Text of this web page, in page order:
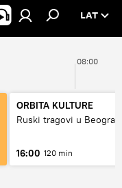
LAT
08:00
ORBITA KULTURE
Ruski tragovi u
16:00 120 min